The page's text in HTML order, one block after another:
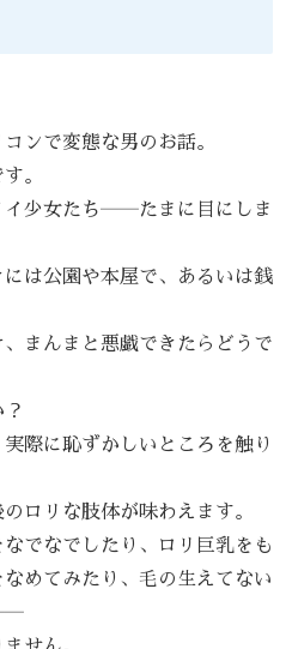
ンで変態な男のお話。
。
イ少女たち――たまに目にしま
は公園や本屋で、あるいは銭
まんまと悪戯できたらどうで
際に恥ずかしいところを触り
ロリな肢体が味わえます。
でなでしたり、ロリ巨乳をも
めてみたり、毛の生えてない